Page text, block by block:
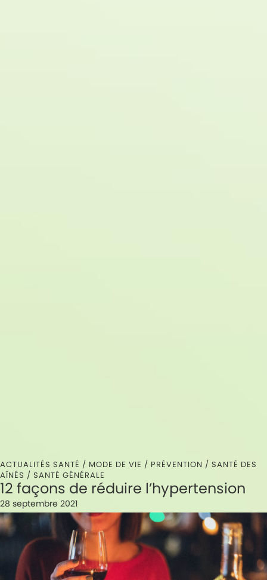
ACTUALITÉS SANTÉ / MODE DE VIE / PRÉVENTION / SANTÉ DES
AÎNÉS / SANTÉ GÉNÉRALE
12 façons de réduire l’hypertension
28 septembre 2021